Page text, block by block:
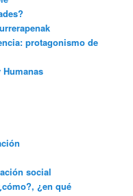
protagonismo de
social
¿en qué